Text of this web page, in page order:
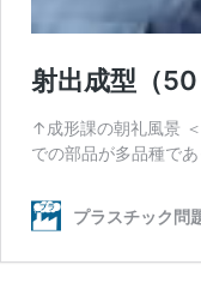
射出成型（
↑成形課の朝礼風景
での部品が多品種で
プラスチック問